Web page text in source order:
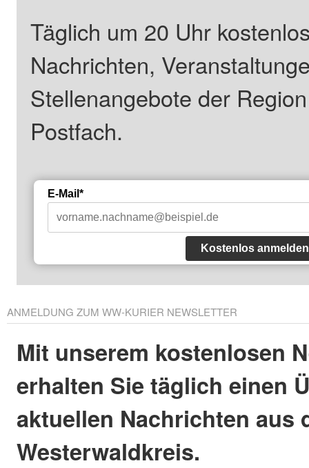
Täglich um 20 Uhr
Nachrichten,
Stellenangebote der
Postfach.
E-Mail*
Kostenlos anmelden
ANMELDUNG ZUM WW-KURIER NEWSLETTER
Mit unserem kostenlosen
erhalten Sie täglich einen
aktuellen Nachrichten aus
Westerwaldkreis.